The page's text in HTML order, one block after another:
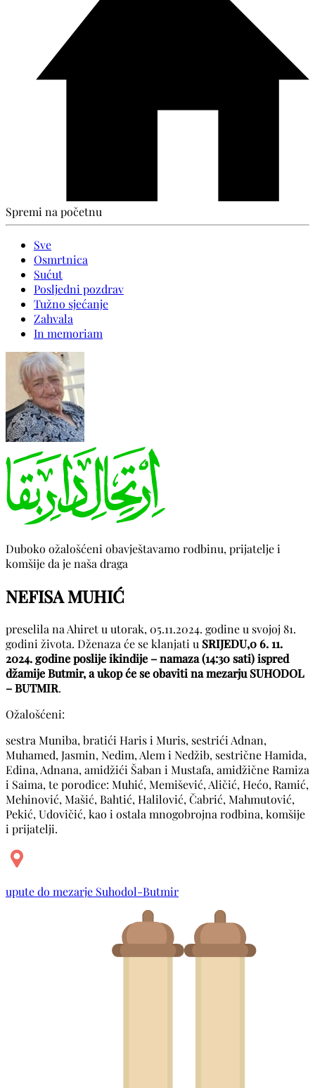
Spremi na početnu
Sve
Osmrtnica
Sućut
Posljedni pozdrav
Tužno sjećanje
Zahvala
In memoriam
Duboko ožalošćeni obavještavamo rodbinu, prijatelje i
komšije da je naša draga
NEFISA MUHIĆ
preselila na Ahiret u utorak, 05.11.2024. godine u svojoj 81.
godini života. Dženaza će se klanjati u SRIJEDU,0 6. 11.
2024. godine poslije ikindije – namaza (14:30 sati) ispred
džamije Butmir, a ukop će se obaviti na mezarju SUHODOL
– BUTMIR.
Ožalošćeni:
sestra Muniba, bratići Haris i Muris, sestrići Adnan,
Muhamed, Jasmin, Nedim, Alem i Nedžib, sestrične Hamida,
Edina, Adnana, amidžići Šaban i Mustafa, amidžične Ramiza
i Saima, te porodice: Muhić, Memišević, Aličić, Hećo, Ramić,
Mehinović, Mašić, Bahtić, Halilović, Čabrić, Mahmutović,
Pekić, Udovičić, kao i ostala mnogobrojna rodbina, komšije
i prijatelji.
upute do mezarje Suhodol-Butmir